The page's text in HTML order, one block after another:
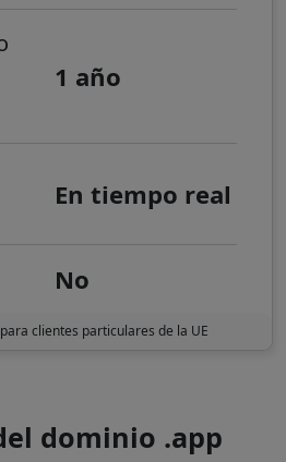
1 año
En tiempo real
No
clientes particulares de la UE
dominio .app